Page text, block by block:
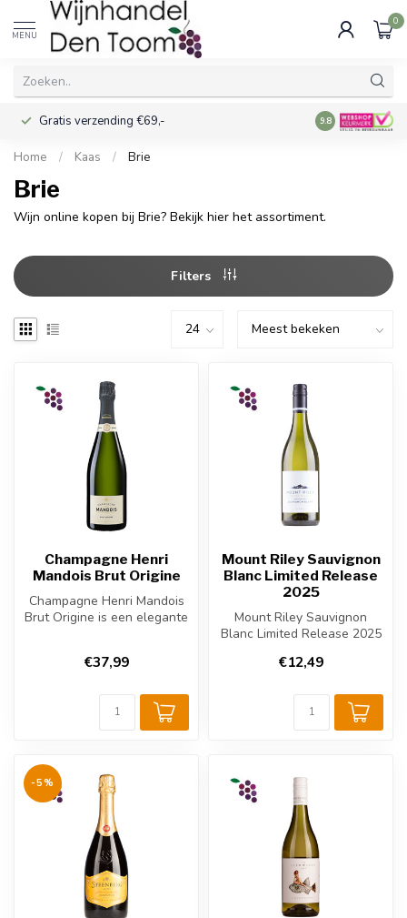
MENU
0
Gratis verzending €69,- Voor 16:00
9.8
Home / Kaas / Brie
Brie
Wijn online kopen bij Brie? Bekijk hier het assortiment.
Filters
Champagne Henri
Mandois Brut Origine
Champagne Henri Mandois
Brut Origine is een elegante
€37,99
Mount Riley Sauvignon
Blanc Limited Release
2025
Mount Riley Sauvignon
Blanc Limited Release 2025
Zeelan...
€12,49
-5%